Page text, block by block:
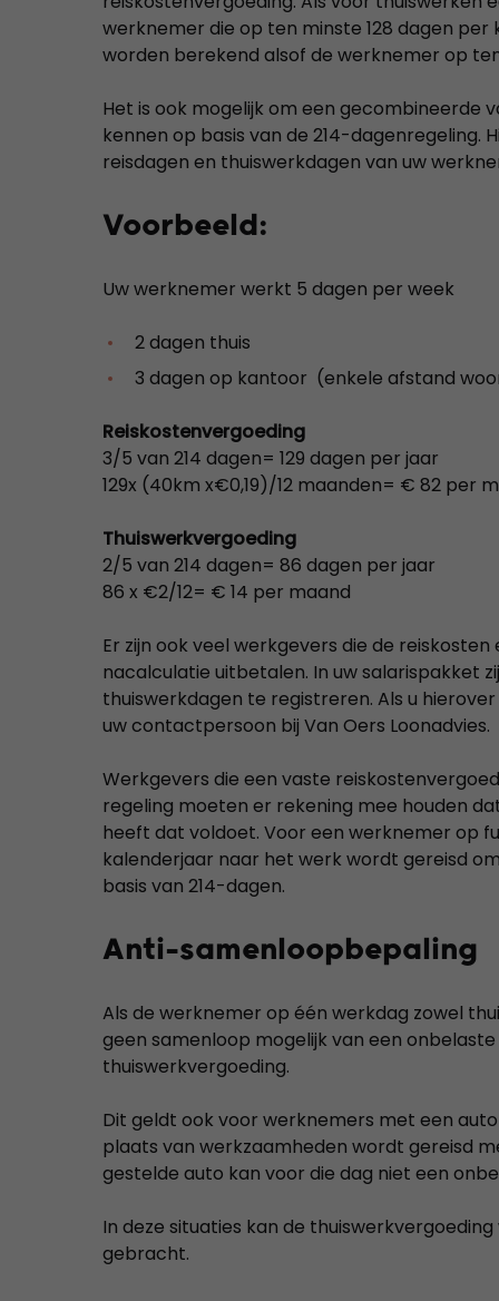
werknemer die op ten minste 128 dagen
worden berekend alsof de werknemer op
Het is ook mogelijk om een gecombineerde
kennen op basis van de 214-dagenregeling.
reisdagen en thuiswerkdagen van uw
Voorbeeld:
Uw werknemer werkt 5 dagen per week
2 dagen thuis
3 dagen op kantoor (enkele afstand
Reiskostenvergoeding
3/5 van 214 dagen= 129 dagen per jaar
129x (40km x€0,19)/12 maanden= € 82 per
Thuiswerkvergoeding
2/5 van 214 dagen= 86 dagen per jaar
86 x €2/12= € 14 per maand
Er zijn ook veel werkgevers die de
nacalculatie uitbetalen. In uw salarispakket
thuiswerkdagen te registreren. Als u
uw contactpersoon bij Van Oers Loonadvies.
Werkgevers die een vaste
regeling moeten er rekening mee houden
heeft dat voldoet. Voor een werknemer op
kalenderjaar naar het werk wordt gereisd
basis van 214-dagen.
Anti-samenloopbepaling
Als de werknemer op één werkdag zowel
geen samenloop mogelijk van een
thuiswerkvergoeding.
Dit geldt ook voor werknemers met een
plaats van werkzaamheden wordt gereisd
gestelde auto kan voor die dag niet een
In deze situaties kan de
gebracht.